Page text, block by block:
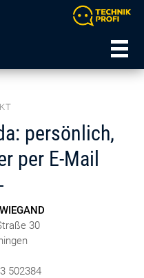
persönlich,
per E-Mail
30
502384